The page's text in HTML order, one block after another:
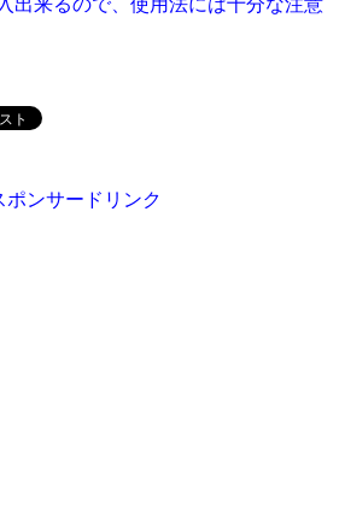
出来るので、使用法には十分な注意
ポンサードリンク